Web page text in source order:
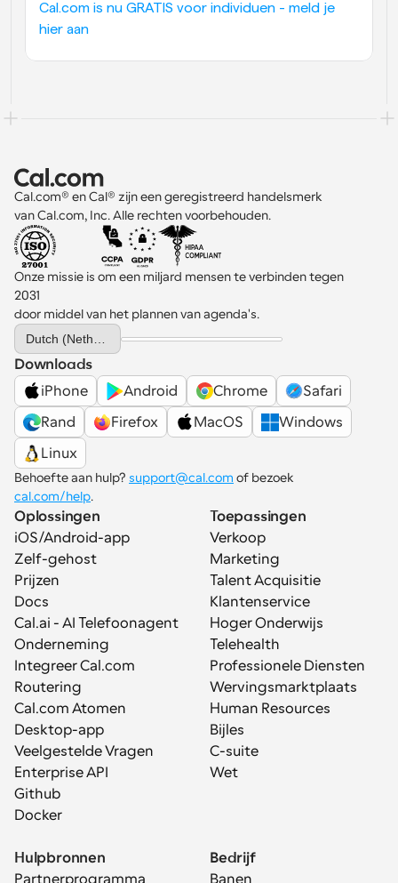
Cal.com is nu GRATIS voor individuen - meld je
hier aan
Cal.com® en Cal® zijn een geregistreerd handelsmerk
van Cal.com, Inc. Alle rechten voorbehouden.
Onze missie is om een miljard mensen te verbinden tegen
2031
door middel van het plannen van agenda's.
Select Language
Downloads
iPhone
Android Chrome
Safari
Rand
Firefox MacOS
Windows
Linux
Behoefte aan hulp? support@cal.com
cal.com/help.
Oplossingen
iOS/Android-app
Zelf-gehost
Prijzen
Docs
Cal.ai - AI Telefoonagent
Onderneming
Integreer Cal.com
Routering
Cal.com Atomen
Desktop-app
Veelgestelde Vragen
Enterprise API
Github
Docker
Toepassingen
Verkoop
Marketing
Talent Acquisitie
Klantenservice
Hoger Onderwijs
Telehealth
Professionele Diensten
Wervingsmarktplaats
Human Resources
Bijles
C-suite
Wet
Hulpbronnen
Partnerprogramma
Bedrijf
Banen